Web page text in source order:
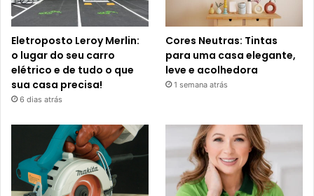
Eletroposto Leroy Merlin:
o lugar do seu carro
elétrico e de tudo o que
sua casa precisa!
6 dias atrás
Cores Neutras: Tintas
para uma casa elegante,
leve e acolhedora
1 semana atrás